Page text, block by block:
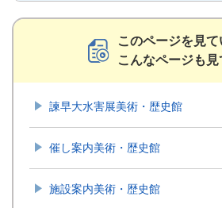
このページを見て
こんなページも
諫早大水害展美術・歴史館
催し案内美術・歴史館
施設案内美術・歴史館